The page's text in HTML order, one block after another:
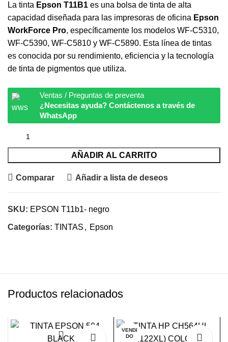
La tinta Epson T11B1 es una bolsa de tinta de alta
capacidad diseñada para las impresoras de oficina Epson
WorkForce Pro, específicamente los modelos WF-C5310,
WF-C5390, WF-C5810 y WF-C5890. Esta línea de tintas
es conocida por su rendimiento, eficiencia y la tecnología
de tinta de pigmentos que utiliza.
Ventas / Preguntas de preventa
¿Necesitas ayuda? Contáctenos a través de
WhatsApp
AÑADIR AL CARRITO
Comparar Añadir a lista de deseos
SKU: EPSON T11b1- negro
Categorías: TINTAS , Epson
Productos relacionados
VENDI
DO